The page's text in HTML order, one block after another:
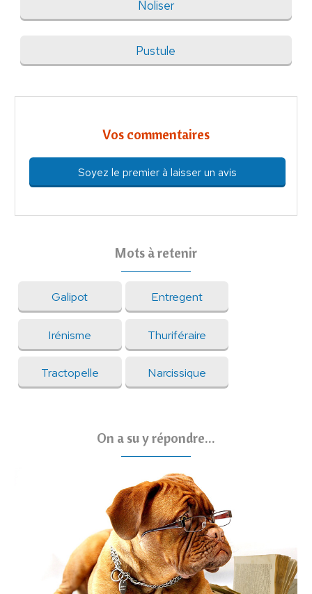
Noliser
Pustule
Vos commentaires
Soyez le premier à laisser un avis
Mots à retenir
Galipot Entregent
Irénisme Thuriféraire
Tractopelle Narcissique
On a su y répondre...